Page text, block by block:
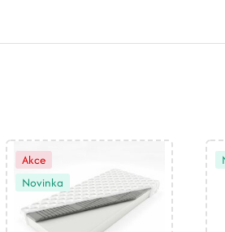
Akce
Novinka